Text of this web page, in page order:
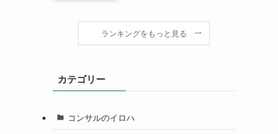
ランキングをもっと見る
カテゴリー
コンサルのイロハ